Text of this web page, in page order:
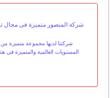
شركة المنصور متميزة فى مجال
شركتنا لديها مجموعة متميزة من
المستويات العالمية والمتميزة فى